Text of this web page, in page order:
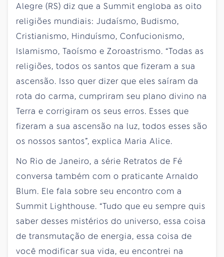
Alegre (RS) diz que a Summit engloba as oito
religiões mundiais: Judaísmo, Budismo,
Cristianismo, Hinduísmo, Confucionismo,
Islamismo, Taoísmo e Zoroastrismo. “Todas as
religiões, todos os santos que fizeram a sua
ascensão. Isso quer dizer que eles saíram da
rota do carma, cumpriram seu plano divino na
Terra e corrigiram os seus erros. Esses que
fizeram a sua ascensão na luz, todos esses são
os nossos santos”, explica Maria Alice.
No Rio de Janeiro, a série Retratos de Fé
conversa também com o praticante Arnaldo
Blum. Ele fala sobre seu encontro com a
Summit Lighthouse. “Tudo que eu sempre quis
saber desses mistérios do universo, essa coisa
de transmutação de energia, essa coisa de
você modificar sua vida, eu encontrei na